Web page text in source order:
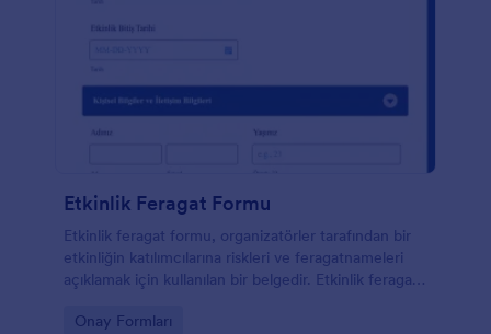
Etkinlik Feragat Formu
Etkinlik feragat formu, organizatörler tarafından bir
etkinliğin katılımcılarına riskleri ve feragatnameleri
açıklamak için kullanılan bir belgedir. Etkinlik feragat
Katılımcılarınızın onayını almak için Etkinlik Feragat
Go to Category:
Onay Formları